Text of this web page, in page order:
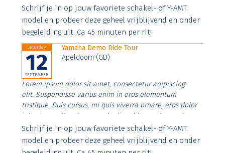
Aenean faucibus nibh et justo cursus id rutrum lorem
imperdiet. Nunc ut sem vitae risus tristique posuere.
Schrijf je in op jouw favoriete schakel- of Y-AMT
model en probeer deze geheel vrijblijvend en onder
begeleiding uit. Ca 45 minuten per rit!
Saturday
12
SEPTEMBER
Yamaha Demo Ride Tour
Apeldoorn (GD)
Lorem ipsum dolor sit amet, consectetur adipiscing
elit. Suspendisse varius enim in eros elementum
tristique. Duis cursus, mi quis viverra ornare, eros dolor
interdum nulla, ut commodo diam libero vitae erat.
Aenean faucibus nibh et justo cursus id rutrum lorem
imperdiet. Nunc ut sem vitae risus tristique posuere.
Schrijf je in op jouw favoriete schakel- of Y-AMT
model en probeer deze geheel vrijblijvend en onder